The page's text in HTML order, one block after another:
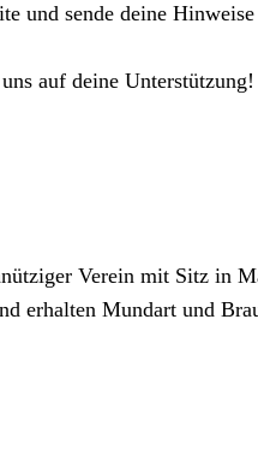
und sende deine
auf deine Unterstützung!
Verein mit Sitz in
erhalten Mundart und